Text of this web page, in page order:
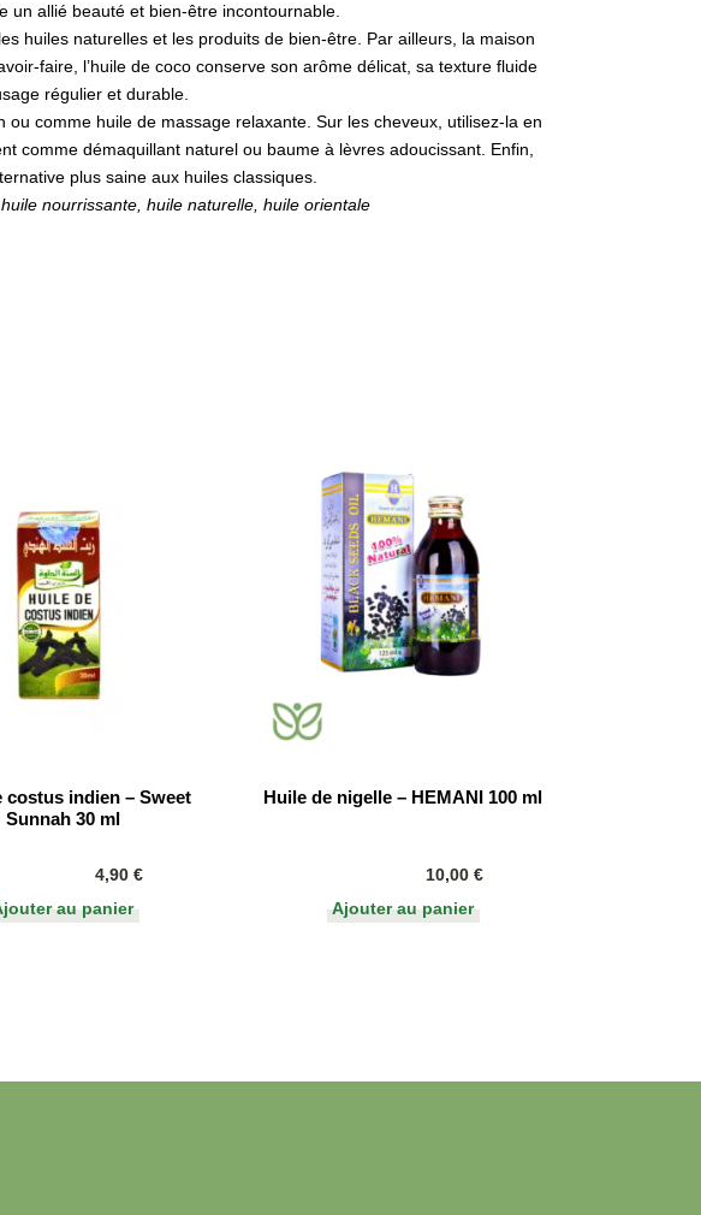
un allié beauté et bien-être incontournable.
huiles naturelles et les produits de bien-être. Par ailleurs, la maison
faire, l’huile de coco conserve son arôme délicat, sa texture fluide
régulier et durable.
comme huile de massage relaxante. Sur les cheveux, utilisez-la en
comme démaquillant naturel ou baume à lèvres adoucissant. Enfin,
plus saine aux huiles classiques.
nourrissante, huile naturelle, huile orientale
costus indien – Sweet
Sunnah 30 ml
4,90€
au panier
Huile de nigelle – HEMANI 100 ml
10,00 €
Ajouter au panier